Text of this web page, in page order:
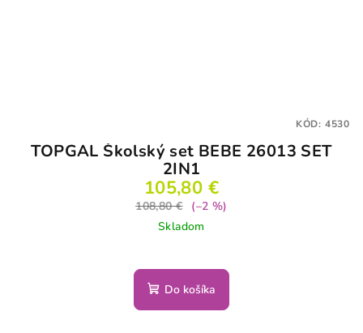
TOPGAL Školský set BEBE 26013 SET
2IN1
105,80 €
108,80 €
(–2 %)
Skladom
Do košíka
KÓD: 4530